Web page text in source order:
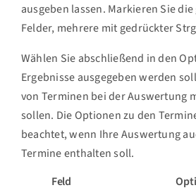
ausgeben lassen. Markieren Sie
Felder, mehrere mit gedrückterStrg
Wählen Sie abschließend in den
Ergebnisse ausgegeben werden
von Terminen bei der Auswertung
sollen. Die Optionen zu den
beachtet, wenn Ihre Auswertung
Termine enthalten soll.
Feld